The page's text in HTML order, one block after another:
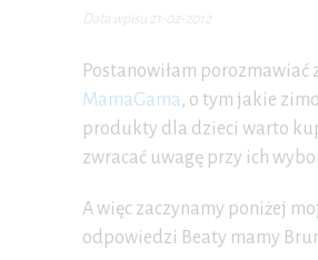
Data wpisu 21-02-2012
Postanowiłam porozmawiać
MamaGama, o tym jakie
produkty dla dzieci warto
zwracać uwagę przy ich
A więc zaczynamy poniżej
odpowiedzi Beaty mamy